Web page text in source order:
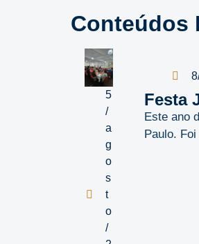
Conteúdos
5
/
a
g
o
s
t
o
/
Festa
Este ano
Paulo.